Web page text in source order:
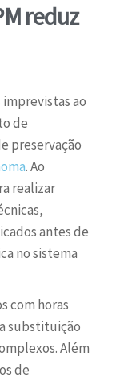
reduz
ao
de
preservação
. Ao
realizar
antes de
no sistema
com horas
substituição
Além
de